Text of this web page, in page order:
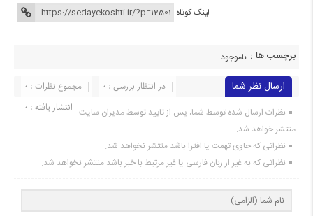
لینک کوتاه
برچسب ها : ناموجود
ارسال نظر شما مجموع نظرات : 0
در انتظار بررسی : 0
انتشار یافته : ۰ نظرات ارسال شده توسط شما، پس از تایید توسط مدیران سایت
منتشر خواهد شد.
نظراتی که حاوی تهمت یا افترا باشد منتشر نخواهد شد.
نظراتی که به غیر از زبان فارسی یا غیر مرتبط با خبر باشد منتشر نخواهد شد.